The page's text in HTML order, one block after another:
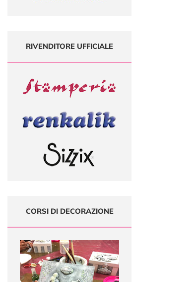
RIVENDITORE UFFICIALE
CORSI DI DECORAZIONE